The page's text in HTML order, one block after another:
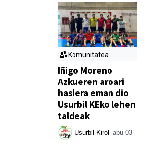
Komunitatea
Iñigo Moreno
Azkueren aroari
hasiera eman dio
Usurbil KEko lehen
taldeak
Usurbil Kirol abu 03